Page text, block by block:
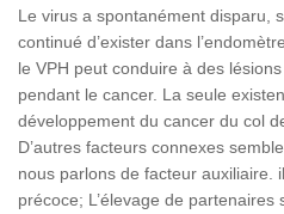
Le virus a spontanément disparu
continué d’exister dans
le VPH peut conduire à des
pendant le cancer. La seule
développement du cancer du col
D’autres facteurs connexes
nous parlons de facteur auxiliaire il
précoce; L’élevage de partenaires